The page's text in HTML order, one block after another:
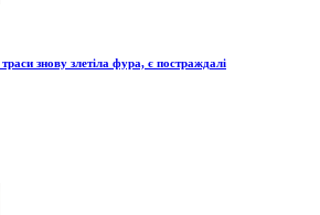
знову злетіла фура, є постраждалі